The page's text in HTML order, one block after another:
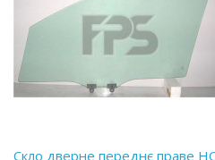
Скло дверне переднє праве